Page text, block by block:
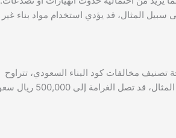
المثال، قد يؤدي استخدام مواد بناء غير
مخالفات كود البناء السعودي، تتراوح
الغرامات بين مبالغ مالية كبيرة، بالإضافة إلى إلزام المخالفين بتصحيح الأوضاع المخالفة. على